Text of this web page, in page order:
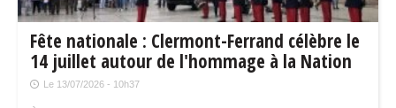
Fête nationale : Clermont-Ferrand célèbre le
14 juillet autour de l'hommage à la Nation
Le 13/07/2026 - 10h37